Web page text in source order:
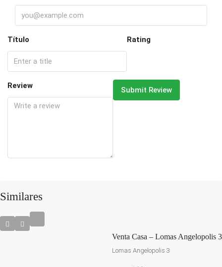
Título Rating
Review Submit Review
Similares
Venta Casa – Lomas Angelopolis 3
Lomas Angelopolis 3